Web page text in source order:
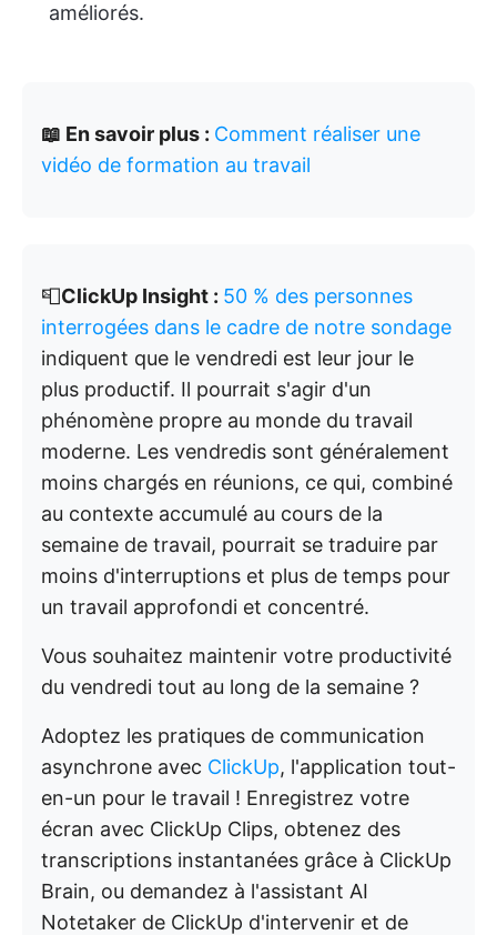
améliorés.
📖 En savoir plus : Comment réaliser une
vidéo de formation au travail
📮ClickUp Insight : 50 % des personnes
interrogées dans le cadre de notre sondage
indiquent que le vendredi est leur jour le
plus productif. Il pourrait s'agir d'un
phénomène propre au monde du travail
moderne. Les vendredis sont généralement
moins chargés en réunions, ce qui, combiné
au contexte accumulé au cours de la
semaine de travail, pourrait se traduire par
moins d'interruptions et plus de temps pour
un travail approfondi et concentré.
Vous souhaitez maintenir votre productivité
du vendredi tout au long de la semaine ?
Adoptez les pratiques de communication
asynchrone avec ClickUp, l'application tout-
en-un pour le travail ! Enregistrez votre
écran avec ClickUp Clips, obtenez des
transcriptions instantanées grâce à ClickUp
Brain, ou demandez à l'assistant AI
Notetaker de ClickUp d'intervenir et de